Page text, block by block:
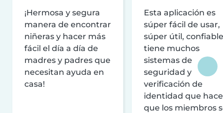
¡Hermosa y segura
manera de encontrar
niñeras y hacer más
fácil el día a día de
madres y padres que
necesitan ayuda en
casa!
Esta aplicación es
súper fácil de usar,
súper útil,
tiene muchos
sistemas de
seguridad y
verificación de
identidad que
que los miembros